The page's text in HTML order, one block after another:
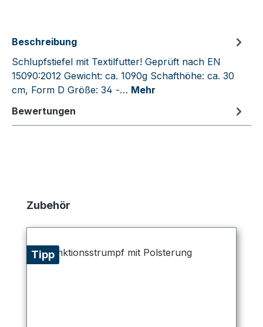
Beschreibung
Schlupfstiefel mit Textilfutter! Geprüft nach EN
15090:2012 Gewicht: ca. 1090g Schafthöhe: ca. 30
cm, Form D Größe: 34 -… Mehr
Bewertungen
Produktgalerie überspringen
Zubehör
Tipp